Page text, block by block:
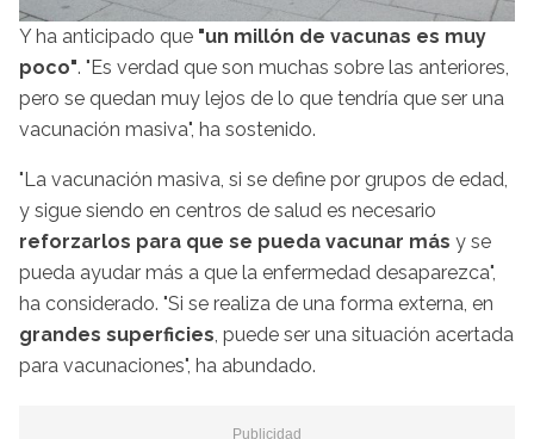
Y ha anticipado que "un millón de vacunas es muy
poco". "Es verdad que son muchas sobre las anteriores,
pero se quedan muy lejos de lo que tendría que ser una
vacunación masiva", ha sostenido.
"La vacunación masiva, si se define por grupos de edad,
y sigue siendo en centros de salud es necesario
reforzarlos para que se pueda vacunar más y se
pueda ayudar más a que la enfermedad desaparezca",
ha considerado. "Si se realiza de una forma externa, en
grandes superficies, puede ser una situación acertada
para vacunaciones", ha abundado.